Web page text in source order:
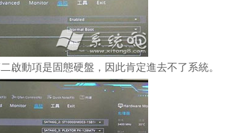
動項是固態硬盤，因此肯定進去不了系統。